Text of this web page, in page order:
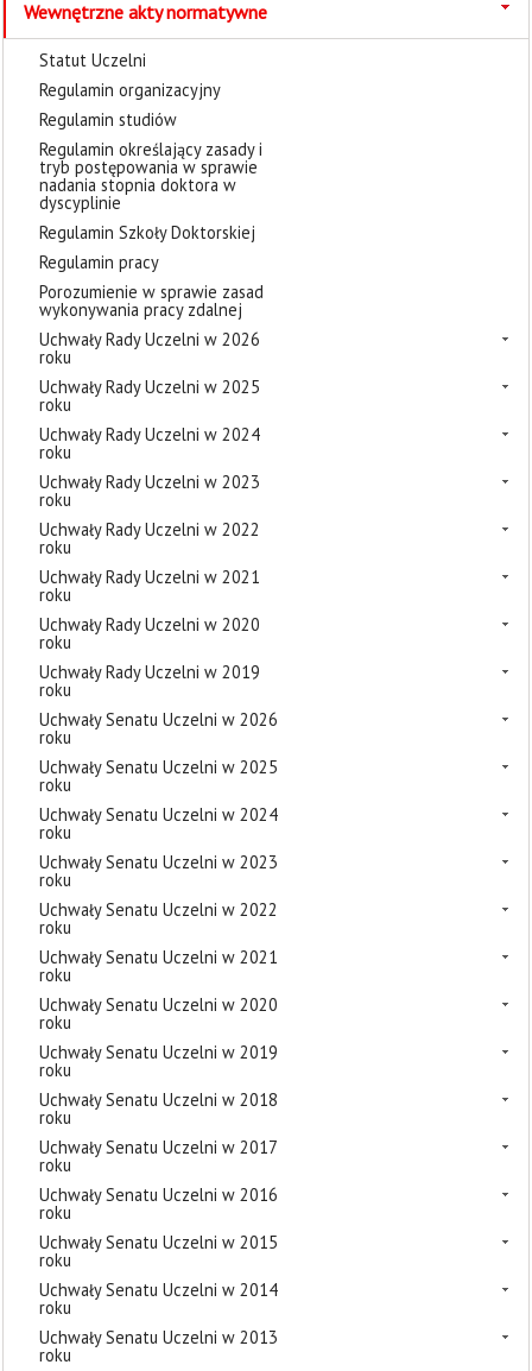
Wewnętrzne akty normatywne
Statut Uczelni
Regulamin organizacyjny
Regulamin studiów
Regulamin określający zasady i
tryb postępowania w sprawie
nadania stopnia doktora w
dyscyplinie
Regulamin Szkoły Doktorskiej
Regulamin pracy
Porozumienie w sprawie zasad
wykonywania pracy zdalnej
Uchwały Rady Uczelni w 2026
roku
Uchwały Rady Uczelni w 2025
roku
Uchwały Rady Uczelni w 2024
roku
Uchwały Rady Uczelni w 2023
roku
Uchwały Rady Uczelni w 2022
roku
Uchwały Rady Uczelni w 2021
roku
Uchwały Rady Uczelni w 2020
roku
Uchwały Rady Uczelni w 2019
roku
Uchwały Senatu Uczelni w 2026
roku
Uchwały Senatu Uczelni w 2025
roku
Uchwały Senatu Uczelni w 2024
roku
Uchwały Senatu Uczelni w 2023
roku
Uchwały Senatu Uczelni w 2022
roku
Uchwały Senatu Uczelni w 2021
roku
Uchwały Senatu Uczelni w 2020
roku
Uchwały Senatu Uczelni w 2019
roku
Uchwały Senatu Uczelni w 2018
roku
Uchwały Senatu Uczelni w 2017
roku
Uchwały Senatu Uczelni w 2016
roku
Uchwały Senatu Uczelni w 2015
roku
Uchwały Senatu Uczelni w 2014
roku
Uchwały Senatu Uczelni w 2013
roku